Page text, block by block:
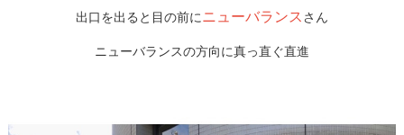
出口を出ると目の前に ニューバランス さん
ニューバランスの方向に真っ直ぐ直進